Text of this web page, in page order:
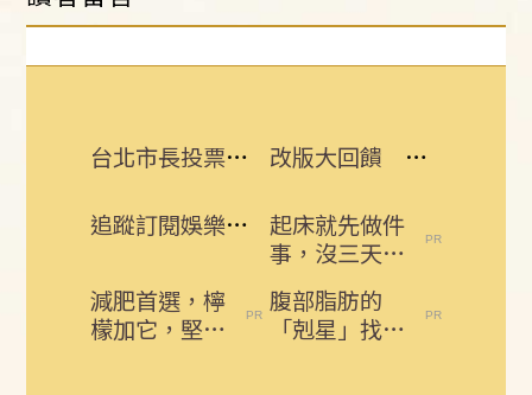
台北市長投票結果曝 她驚喊：蔣該緊張了 改版大回饋 熱門3C大獎接力送
追蹤訂閱娛樂星聞 給你最即時的娛樂星鮮事
起床就先做件
事，沒三天小
腹就不見了!
肚子一天天變
小！
減肥首選，檸
檬加它，堅持
腹部脂肪的
「剋星」找到